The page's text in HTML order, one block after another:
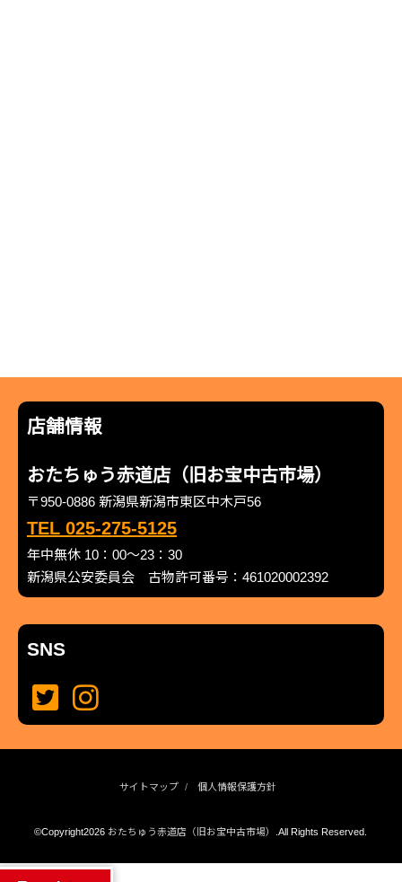
店舗情報
おたちゅう赤道店（旧お宝中古市場）
〒950-0886 新潟県新潟市東区中木戸56
TEL 025-275-5125
年中無休 10：00～23：30
新潟県公安委員会 古物許可番号：461020002392
SNS
サイトマップ 個人情報保護方針
©Copyright2026 おたちゅう赤道店（旧お宝中古市場） .All Rights Reserved.